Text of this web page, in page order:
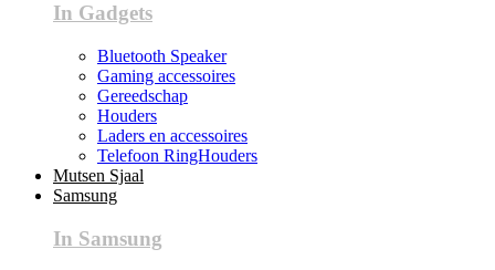
In Gadgets
Bluetooth Speaker
Gaming accessoires
Gereedschap
Houders
Laders en accessoires
Telefoon RingHouders
Mutsen Sjaal
Samsung
In Samsung